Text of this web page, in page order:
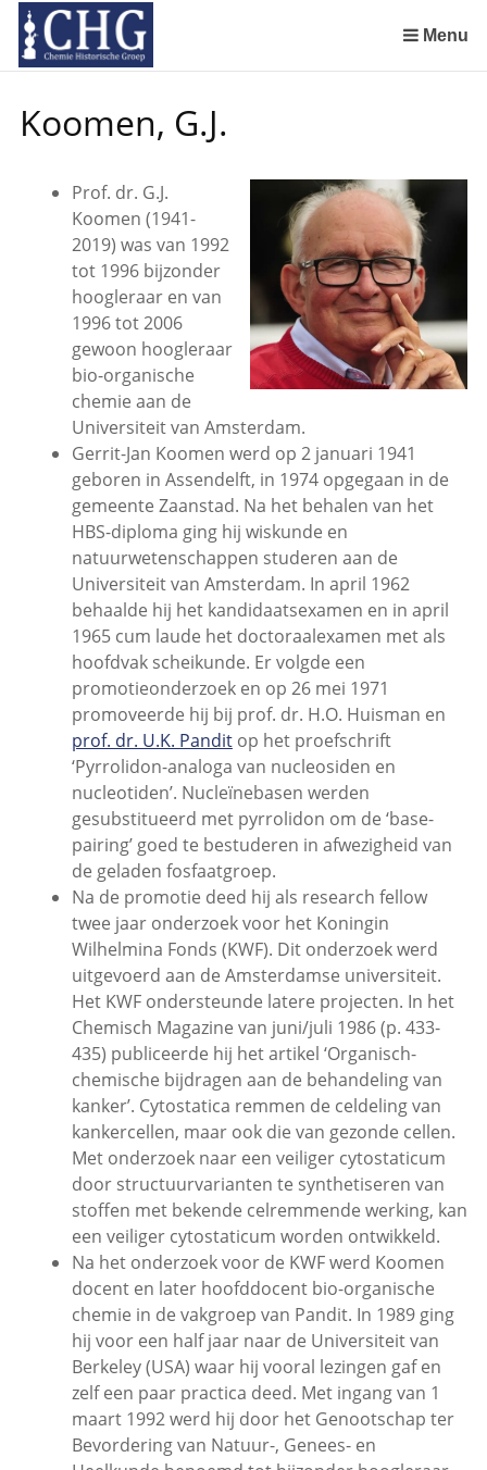
links
over
naar
de
Spring
naar
het
menu
Menu
Koomen, G.J.
Prof. dr. G.J.
Koomen (1941-
2019) was van 1992
tot 1996 bijzonder
hoogleraar en van
1996 tot 2006
gewoon hoogleraar
bio-organische
chemie aan de
Universiteit van Amsterdam.
Gerrit-Jan Koomen werd op 2 januari 1941
geboren in Assendelft, in 1974 opgegaan in de
gemeente Zaanstad. Na het behalen van het
HBS-diploma ging hij wiskunde en
natuurwetenschappen studeren aan de
Universiteit van Amsterdam. In april 1962
behaalde hij het kandidaatsexamen en in april
1965 cum laude het doctoraalexamen met als
hoofdvak scheikunde. Er volgde een
promotieonderzoek en op 26 mei 1971
promoveerde hij bij prof. dr. H.O. Huisman en
prof. dr. U.K. Panditop het proefschrift
‘Pyrrolidon-analoga van nucleosiden en
nucleotiden’. Nucleïnebasen werden
gesubstitueerd met pyrrolidon om de ‘base-
pairing’ goed te bestuderen in afwezigheid van
de geladen fosfaatgroep.
Na de promotie deed hij als research fellow
twee jaar onderzoek voor het Koningin
Wilhelmina Fonds (KWF). Dit onderzoek werd
uitgevoerd aan de Amsterdamse universiteit.
Het KWF ondersteunde latere projecten. In het
Chemisch Magazine van juni/juli 1986 (p. 433-
435) publiceerde hij het artikel ‘Organisch-
chemische bijdragen aan de behandeling van
kanker’. Cytostatica remmen de celdeling van
kankercellen, maar ook die van gezonde cellen.
Met onderzoek naar een veiliger cytostaticum
door structuurvarianten te synthetiseren van
stoffen met bekende celremmende werking, kan
een veiliger cytostaticum worden ontwikkeld.
Na het onderzoek voor de KWF werd Koomen
docent en later hoofddocent bio-organische
chemie in de vakgroep van Pandit. In 1989 ging
hij voor een half jaar naar de Universiteit van
Berkeley (USA) waar hij vooral lezingen gaf en
zelf een paar practica deed. Met ingang van 1
maart 1992 werd hij door het Genootschap ter
Bevordering van Natuur-, Genees- en